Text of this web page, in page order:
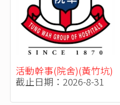
活動幹事(院舍)(黃竹坑)
截止日期：2026-8-31